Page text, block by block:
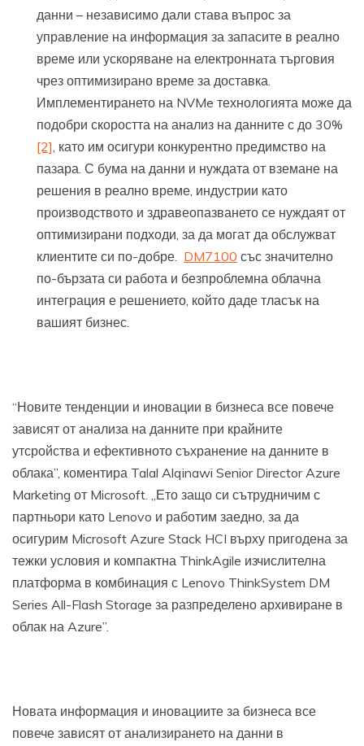
данни – независимо дали става въпрос за
управление на информация за запасите в реално
време или ускоряване на електронната търговия
чрез оптимизирано време за доставка.
Имплементирането на NVMe технологията може да
подобри скоростта на анализ на данните с до 30%
[2], като им осигури конкурентно предимство на
пазара. С бума на данни и нуждата от вземане на
решения в реално време, индустрии като
производството и здравеопазването се нуждаят от
оптимизирани подходи, за да могат да обслужват
клиентите си по-добре. DM7100 със значително
по-бързата си работа и безпроблемна облачна
интеграция е решението, който даде тласък на
вашият бизнес.
“Новите тенденции и иновации в бизнеса все повече
зависят от анализа на данните при крайните
утсройства и ефективното съхранение на данните в
облака”, коментира Talal Alqinawi Senior Director Azure
Marketing от Microsoft. „Ето защо си сътрудничим с
партньори като Lenovo и работим заедно, за да
осигурим Microsoft Azure Stack HCI върху пригодена за
тежки условия и компактна ThinkAgile изчислителна
платформа в комбинация с Lenovo ThinkSystem DM
Series All-Flash Storage за разпределено архивиране в
облак на Azure”.
Новата информация и иновациите за бизнеса все
повече зависят от анализирането на данни в